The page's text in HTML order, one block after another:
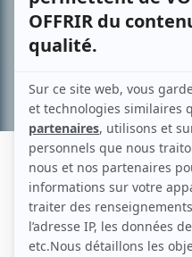
ÉRIC CLARK
Liens
Fiche de Éric Clark sur Showbizz.net